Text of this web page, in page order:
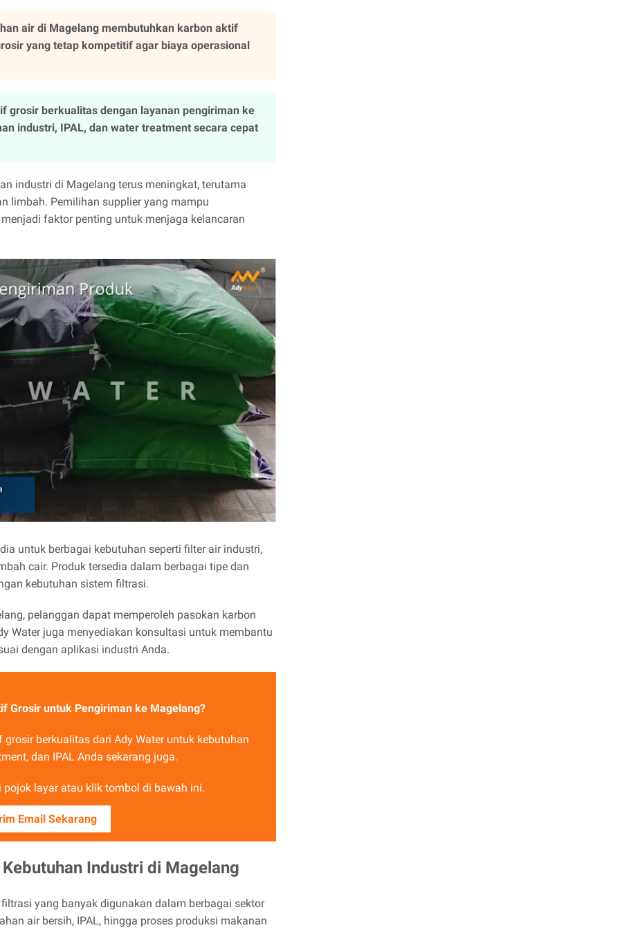
air di Magelang membutuhkan karbon aktif
yang tetap kompetitif agar biaya operasional
grosir berkualitas dengan layanan pengiriman ke
industri, IPAL, dan water treatment secara cepat
industri di Magelang terus meningkat, terutama
limbah. Pemilihan supplier yang mampu
faktor penting untuk menjaga kelancaran
untuk berbagai kebutuhan seperti filter air industri,
cair. Produk tersedia dalam berbagai tipe dan
kebutuhan sistem filtrasi.
pelanggan dapat memperoleh pasokan karbon
Water juga menyediakan konsultasi untuk membantu
dengan aplikasi industri Anda.
Grosir untuk Pengiriman ke Magelang?
berkualitas dari Ady Water untuk kebutuhan
dan IPAL Anda sekarang juga.
layar atau klik tombol di bawah ini.
Email Sekarang
Industri di Magelang
yang banyak digunakan dalam berbagai sektor
air bersih, IPAL, hingga proses produksi makanan